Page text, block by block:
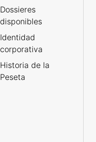
Dossieres
disponibles
Identidad
corporativa
Historia de la
Peseta